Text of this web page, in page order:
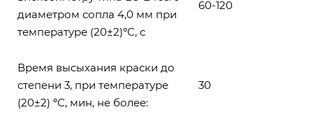
диаметром сопла 4,0 мм при
температуре (20±2)ºС, с
60-120
Время высыхания краски до
степени 3, при температуре
(20±2) ºС, мин, не более:
30